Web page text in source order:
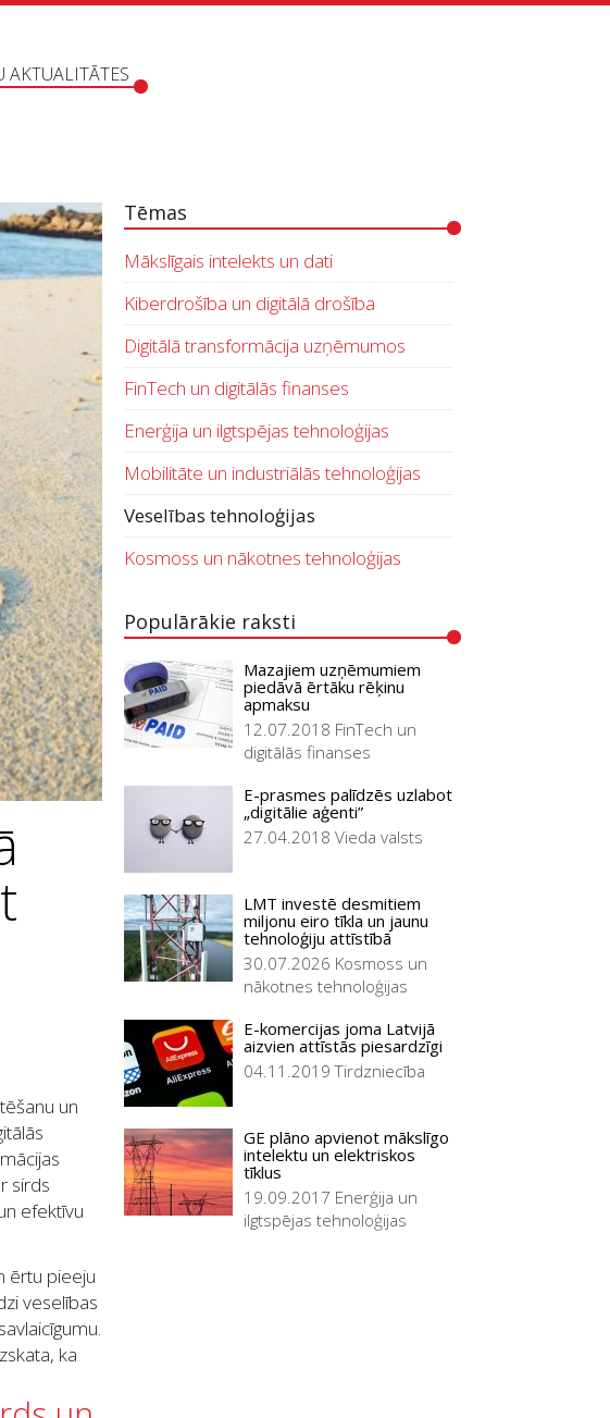
AKTUALITĀTES
un
sirds
efektīvu
ērtu pieeju
veselības
ka
Tēmas
Mākslīgais intelekts un dati
Kiberdrošība un digitālā drošība
Digitālā transformācija uzņēmumos
FinTech un digitālās finanses
Enerģija un ilgtspējas tehnoloģijas
Mobilitāte un industriālās tehnoloģijas
Veselības tehnoloģijas
Kosmoss un nākotnes tehnoloģijas
Populārākie raksti
Mazajiem uzņēmumiem
piedāvā ērtāku rēķinu
apmaksu
12.07.2018 FinTech un
digitālās finanses
E-prasmes palīdzēs uzlabot
„digitālie aģenti”
27.04.2018 Vieda valsts
LMT investē desmitiem
miljonu eiro tīkla un jaunu
tehnoloģiju attīstībā
30.07.2026 Kosmoss un
nākotnes tehnoloģijas
E-komercijas joma Latvijā
aizvien attīstās piesardzīgi
04.11.2019 Tirdzniecība
GE plāno apvienot mākslīgo
intelektu un elektriskos
tīklus
19.09.2017 Enerģija un
ilgtspējas tehnoloģijas